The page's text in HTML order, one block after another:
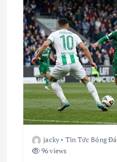
b
à
v
ế
jacky Tin Tức Bóng Đá
96 views